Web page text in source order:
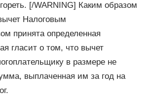
[/WARNING] Каким образом
Налоговым
принята определенная
гласит о том, что вычет
в размере не
выплаченная им за год на